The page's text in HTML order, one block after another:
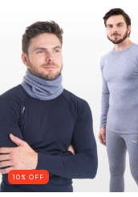
10 % OFF